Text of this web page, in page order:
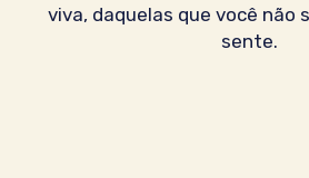
viva, daquelas que você não
sente.